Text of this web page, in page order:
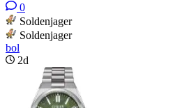
0
Soldenjager
Soldenjager
bol
2d